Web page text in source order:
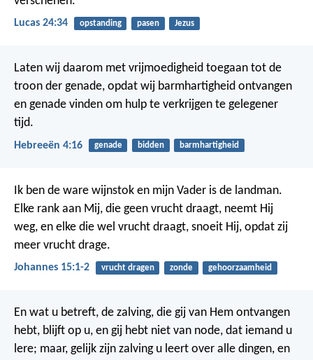
Lucas 24:34 opstanding pasen Jezus
Laten wij daarom met vrijmoedigheid toegaan tot de
troon der genade, opdat wij barmhartigheid ontvangen
en genade vinden om hulp te verkrijgen te gelegener
tijd.
Hebreeën 4:16 genade bidden barmhartigheid
Ik ben de ware wijnstok en mijn Vader is de landman.
Elke rank aan Mij, die geen vrucht draagt, neemt Hij
weg, en elke die wel vrucht draagt, snoeit Hij, opdat zij
meer vrucht drage.
Johannes 15:1-2 vrucht dragen zonde gehoorzaamheid
En wat u betreft, de zalving, die gij van Hem ontvangen
hebt, blijft op u, en gij hebt niet van node, dat iemand u
lere; maar, gelijk zijn zalving u leert over alle dingen, en